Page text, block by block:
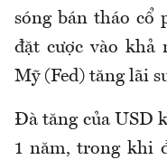
sóng bán tháo cổ
đặt cược vào khả
Mỹ (Fed) tăng lãi
Đà tăng của USD
1 năm, trong khi